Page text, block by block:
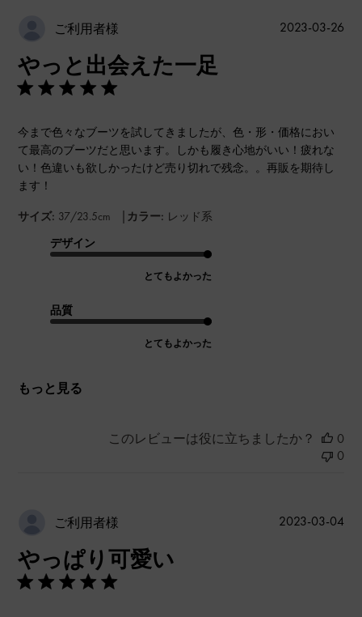
ご利用者様
やっと出会えた一足
今まで色々なブーツを試してきましたが、色・形・価格におい
て最高のブーツだと思います。しかも履き心地がいい！疲れな
い！色違いも欲しかったけど売り切れで残念。。再販を期待し
ます！
サイズ: 37/23.5cm | カラー: レッド系
デザイン
とてもよかった
品質
とてもよかった
もっと見る
公
2023-03-26
このレビューは役に立ちましたか？
0
0
ご利用者様
やっぱり可愛い
公
2023-03-04